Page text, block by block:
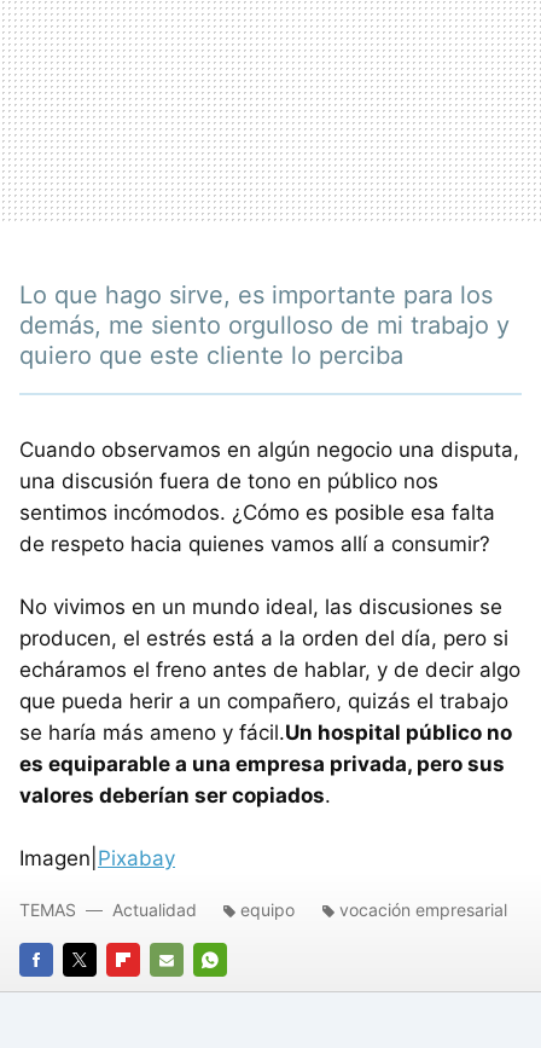
Lo que hago sirve, es importante para los
demás, me siento orgulloso de mi trabajo y
quiero que este cliente lo perciba
Cuando observamos en algún negocio una disputa,
una discusión fuera de tono en público nos
sentimos incómodos. ¿Cómo es posible esa falta
de respeto hacia quienes vamos allí a consumir?
No vivimos en un mundo ideal, las discusiones se
producen, el estrés está a la orden del día, pero si
echáramos el freno antes de hablar, y de decir algo
que pueda herir a un compañero, quizás el trabajo
se haría más ameno y fácil.Un hospital público no
es equiparable a una empresa privada, pero sus
valores deberían ser copiados.
Imagen| Pixabay
FACEBOOK
TWITTERFLIPBOARD
E-
WHATSAPP
TEMAS Actualidad equipo vocación empresarial